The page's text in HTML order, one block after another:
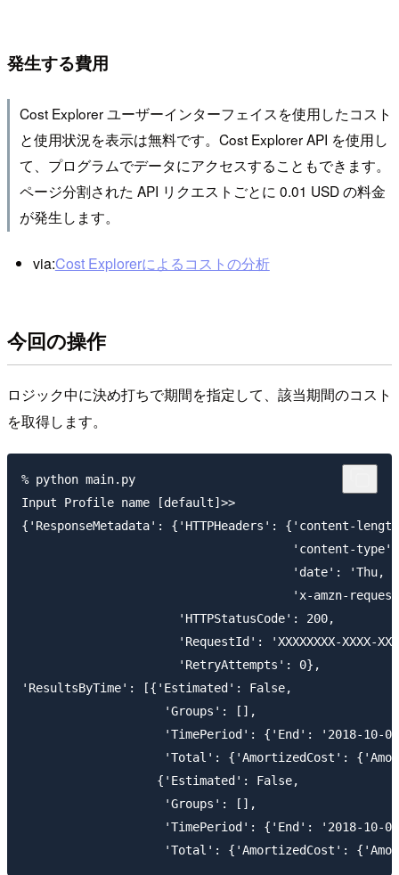
発生する費用
Cost Explorer ユーザーインターフェイスを使用したコスト
と使用状況を表示は無料です。Cost Explorer API を使用し
て、プログラムでデータにアクセスすることもできます。
ページ分割された API リクエストごとに 0.01 USD の料金
が発生します。
via:Cost Explorerによるコストの分析
今回の操作
ロジック中に決め打ちで期間を指定して、該当期間のコスト
を取得します。
% python main.py
Input Profile name [default]>>
{'ResponseMetadata': {'HTTPHeaders': {'content-
'content-
'date': 'Thu,
'x-amzn-
                      'HTTPStatusCode': 200,
'RequestId': 'XXXXXXXX-XXXX-
                      'RetryAttempts': 0},
'ResultsByTime': [{'Estimated': False,
                    'Groups': [],
'TimePeriod': {'End': '2018-10-
'Total': {'AmortizedCost':
                   {'Estimated': False,
                    'Groups': [],
'TimePeriod': {'End': '2018-10-